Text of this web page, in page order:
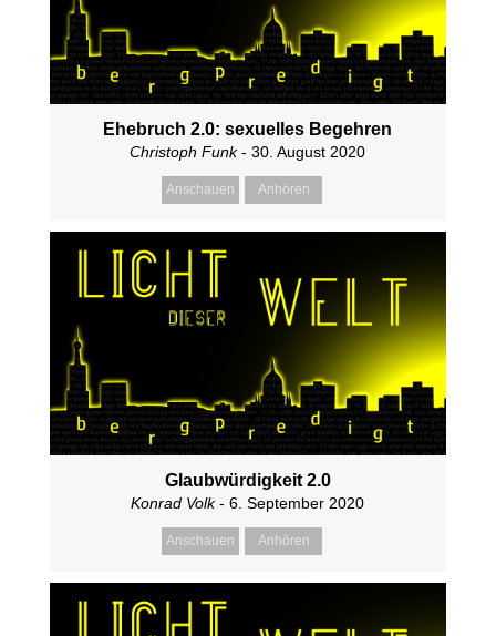
Ehebruch 2.0: sexuelles Begehren
Christoph Funk- 30. August 2020
Anschauen Anhören
Glaubwürdigkeit 2.0
Konrad Volk- 6. September 2020
Anschauen Anhören